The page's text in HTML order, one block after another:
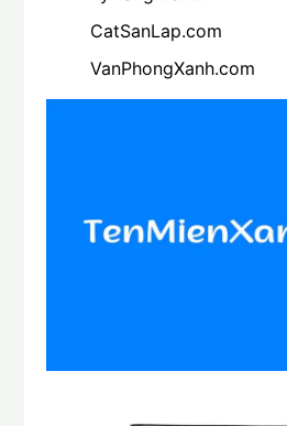
CatSanLap.com
VanPhongXanh.com